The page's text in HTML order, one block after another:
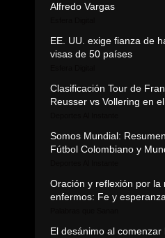
Alfredo Vargas
EE. UU. exige fianza de
visas de 50 países
Clasificación Tour de
Reusser vs Vollering en
Somos Mundial:
Fútbol Colombiano y
Oración y reflexión por la
enfermos: Fe y
El desánimo al